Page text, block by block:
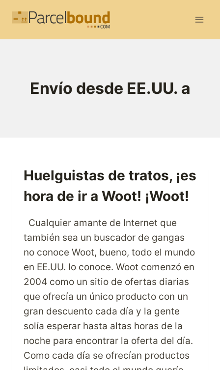
Envío desde EE.UU. a
Huelguistas de tratos, ¡es
hora de ir a Woot! ¡Woot!
Cualquier amante de Internet que
también sea un buscador de gangas
no conoce Woot, bueno, todo el mundo
en EE.UU. lo conoce. Woot comenzó en
2004 como un sitio de ofertas diarias
que ofrecía un único producto con un
gran descuento cada día y la gente
solía esperar hasta altas horas de la
noche para encontrar la oferta del día.
Como cada día se ofrecían productos